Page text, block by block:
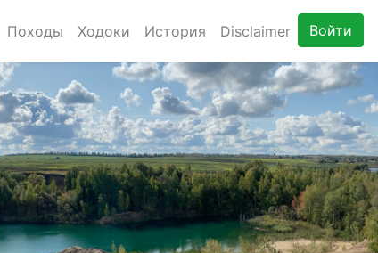
Походы Ходоки История Disclaimer Войти